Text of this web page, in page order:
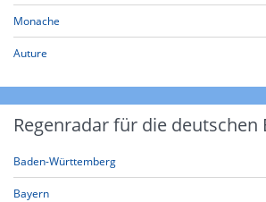
Monache
Auture
Regenradar für die deutschen
Baden-Württemberg
Bayern